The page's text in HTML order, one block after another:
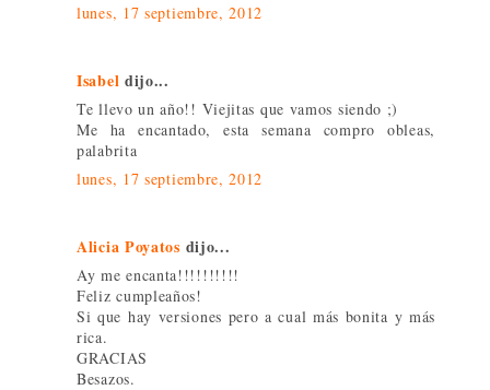
lunes, 17 septiembre, 2012
Isabel dijo...
Te llevo un año!! Viejitas que vamos siendo ;)
Me ha encantado, esta semana compro obleas,
palabrita
lunes, 17 septiembre, 2012
Alicia Poyatos dijo...
Ay me encanta!!!!!!!!!!
Feliz cumpleaños!
Si que hay versiones pero a cual más bonita y más
rica.
GRACIAS
Besazos.